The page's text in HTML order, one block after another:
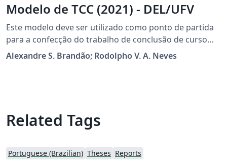
Modelo de TCC (2021) - DEL/UFV
Este modelo deve ser utilizado como ponto de partida
para a confecção do trabalho de conclusão de curso
dos alunos do curso de Engenharia Elétrica da
Universidade Federal de Viçosa. O modelo pode ser
Alexandre S. Brandão; Rodolpho V. A. Neves
Related Tags
Portuguese (Brazilian) Theses Reports